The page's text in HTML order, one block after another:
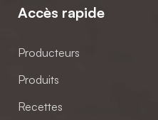
Accès rapide
Producteurs
Produits
Recettes